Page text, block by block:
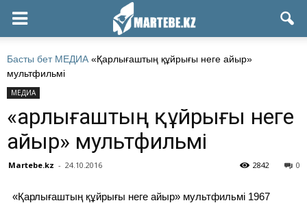
Басты бет МЕДИА «Қарлығаштың құйрығы неге айыр»
мультфильмі
МЕДИА
«Қарлығаштың құйрығы неге
айыр» мультфильмі
Martebe.kz - 24.10.2016 0
2842
«Қарлығаштың құйрығы неге айыр» мультфильмі 1967